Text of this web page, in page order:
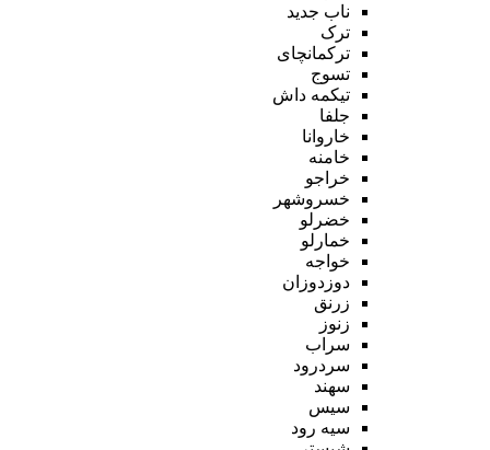
ناب جدید
ترک
ترکمانچای
تسوج
تیکمه داش
جلفا
خاروانا
خامنه
خراجو
خسروشهر
خضرلو
خمارلو
خواجه
دوزدوزان
زرنق
زنوز
سراب
سردرود
سهند
سیس
سیه رود